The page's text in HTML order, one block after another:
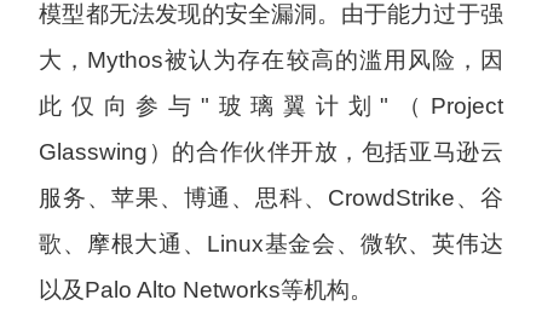
模型都无法发现的安全漏洞。由于能力过于强
大，Mythos被认为存在较高的滥用风险，因
此仅向参与"玻璃翼计划"（Project
Glasswing）的合作伙伴开放，包括亚马逊云
服务、苹果、博通、思科、CrowdStrike、谷
歌、摩根大通、Linux基金会、微软、英伟达
以及Palo Alto Networks等机构。